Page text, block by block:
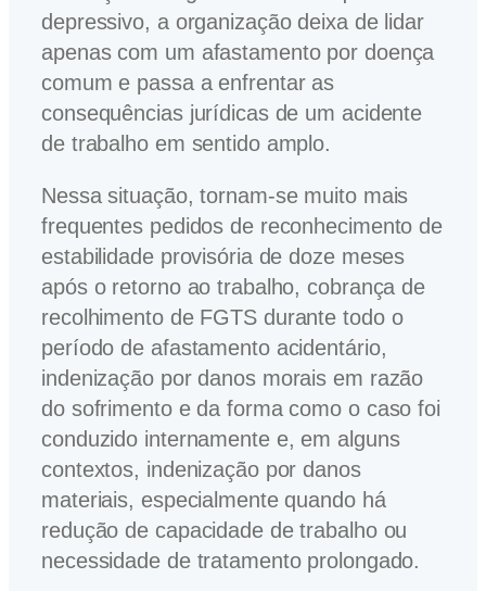
depressivo, a organização deixa de lidar
apenas com um afastamento por doença
comum e passa a enfrentar as
consequências jurídicas de um acidente
de trabalho em sentido amplo.
Nessa situação, tornam-se muito mais
frequentes pedidos de reconhecimento de
estabilidade provisória de doze meses
após o retorno ao trabalho, cobrança de
recolhimento de FGTS durante todo o
período de afastamento acidentário,
indenização por danos morais em razão
do sofrimento e da forma como o caso foi
conduzido internamente e, em alguns
contextos, indenização por danos
materiais, especialmente quando há
redução de capacidade de trabalho ou
necessidade de tratamento prolongado.